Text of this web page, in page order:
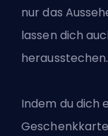
nur das
lassen dich
herausstechen.
Indem du dich